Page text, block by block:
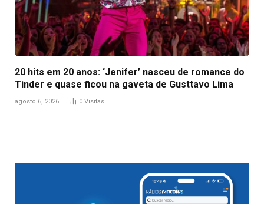
20 hits em 20 anos: ‘Jenifer’ nasceu de romance do
Tinder e quase ficou na gaveta de Gusttavo Lima
agosto 6, 2026 0 Visitas